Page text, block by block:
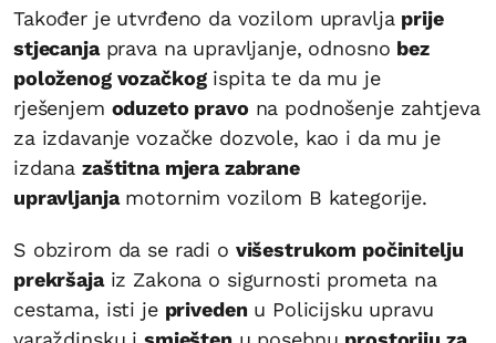
Također je utvrđeno da vozilom upravlja prije
stjecanjaprava na upravljanje, odnosno bez
položenog vozačkogispita te da mu je
rješenjem oduzeto pravona podnošenje zahtjeva
za izdavanje vozačke dozvole, kao i da mu je
izdana zaštitna mjera zabrane
upravljanjamotornim vozilom B kategorije.
S obzirom da se radi o višestrukom počinitelju
prekršajaiz Zakona o sigurnosti prometa na
cestama, isti je privedenu Policijsku upravu